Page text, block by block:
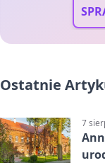
Ostatnie
7